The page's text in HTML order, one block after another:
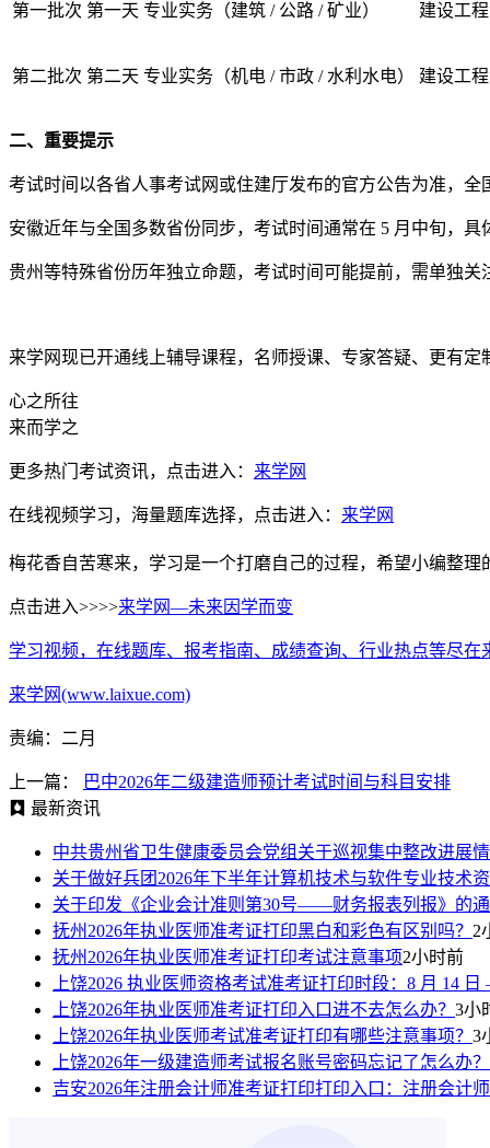
第一批次 第一天 专业实务（建筑 / 公路 / 矿业） 建设工
第二批次 第二天 专业实务（机电 / 市政 / 水利水电） 建设工
二、重要提示
考试时间以各省人事考试网或住建厅发布的官方公告为准，全
安徽近年与全国多数省份同步，考试时间通常在 5 月中旬，
贵州等特殊省份历年独立命题，考试时间可能提前，需单独关
来学网现已开通线上辅导课程，名师授课、专家答疑、更有
心之所往
来而学之
更多热门考试资讯，点击进入： 来学网
在线视频学习，海量题库选择，点击进入： 来学网
梅花香自苦寒来，学习是一个打磨自己的过程，希望小编整理
点击进入>>>>来学网—未来因学而变
学习视频，在线题库、报考指南、成绩查询、行业热点等尽在
来学网(www.laixue.com)
责编：二月
上一篇：
巴中2026年二级建造师预计考试时间与科目安排
最新资讯
中共贵州省卫生健康委员会党组关于巡视集中整改进展
关于做好兵团2026年下半年计算机技术与软件专业技术
关于印发《企业会计准则第30号——财务报表列报》的
抚州2026年执业医师准考证打印黑白和彩色有区别吗？ 2
抚州2026年执业医师准考证打印考试注意事项2小时前
上饶2026 执业医师资格考试准考证打印时段：8 月 14
上饶2026年执业医师准考证打印入口进不去怎么办？ 3小
上饶2026年执业医师考试准考证打印有哪些注意事项？ 3
上饶2026年一级建造师考试报名账号密码忘记了怎么办？
吉安2026年注册会计师准考证打印打印入口：注册会计